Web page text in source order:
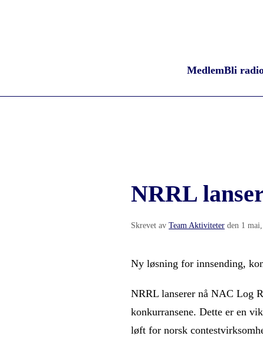
MedlemBli
NRRL
Skrevet av Team Aktiviteter den 1
Ny løsning for innsending,
NRRL lanserer nå NAC Log
konkurransene. Dette er en
løft for norsk